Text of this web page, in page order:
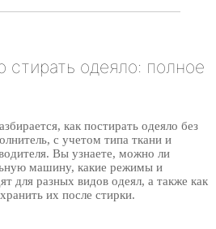
стирать одеяло: полное
как постирать одеяло без
с учетом типа ткани и
Вы узнаете, можно ли
машину, какие режимы и
для разных видов одеял, а также как
их после стирки.